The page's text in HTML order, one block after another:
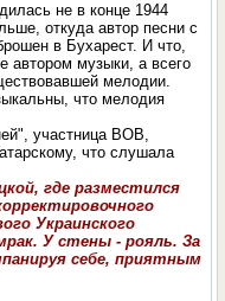
не в конце 1944
откуда автор песни с
в Бухарест. И что,
автором музыки, а всего
мелодии.
что мелодия
участница ВОВ,
что слушала
где разместился
Украинского
У стены - рояль. За
себе, приятным